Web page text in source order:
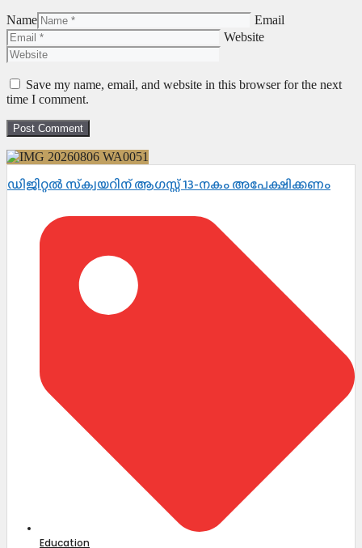
Name
Email
Website
Save my name, email, and website in this browser for the next
time I comment.
ഡിജിറ്റൽ സ്‌ക്വയറിന് ആഗസ്റ്റ് 13-നകം അപേക്ഷിക്കണം
Education